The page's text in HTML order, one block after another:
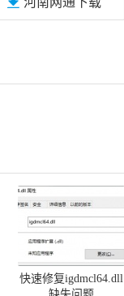
快速修复igdmcl64.dll